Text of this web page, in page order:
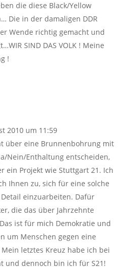
die diese Black/Yellow
Die in der damaligen DDR
Wende richtig gemacht und
SIND DAS VOLK ! Meine
!
2010 um 11:59
über eine Brunnenbohrung mit
Nein/Enthaltung entscheiden,
ein Projekt wie Stuttgart 21. Ich
Ihnen zu, sich für eine solche
einzuarbeiten. Dafür
die das über Jahrzehnte
ist für mich Demokratie und
um Menschen gegen eine
letztes Kreuz habe ich bei
und dennoch bin ich für S21!